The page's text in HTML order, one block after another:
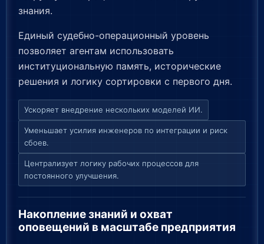
знания.
Единый судебно-операционный уровень
позволяет агентам использовать
институциональную память, исторические
решения и логику сортировки с первого дня.
Ускоряет внедрение нескольких моделей ИИ.
Уменьшает усилия инженеров по интеграции и риск
сбоев.
Централизует логику рабочих процессов для
постоянного улучшения.
Накопление знаний и охват
оповещений в масштабе предприятия